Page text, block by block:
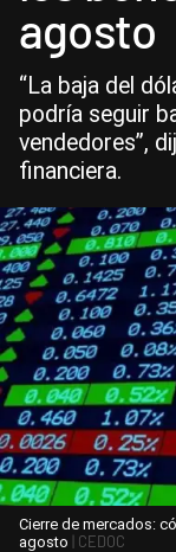
agosto
“La baja del
podría seguir
vendedores”,
financiera.
Cierre de mercados:
agosto | CEDOC